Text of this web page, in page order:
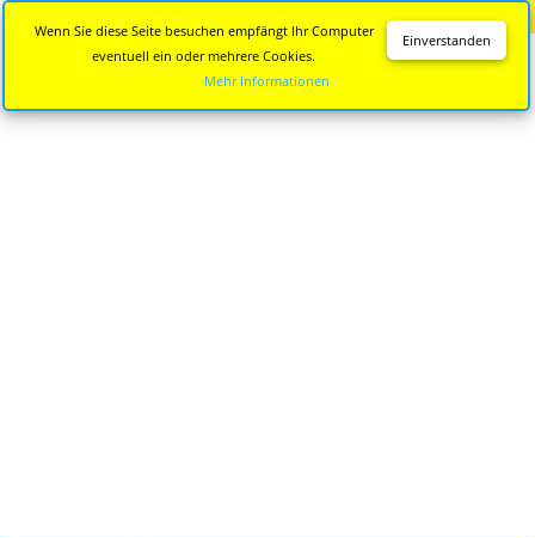
Einverstanden
Wenn Sie diese Seite besuchen empfängt Ihr Computer
eventuell ein oder mehrere Cookies.
Mehr Informationen